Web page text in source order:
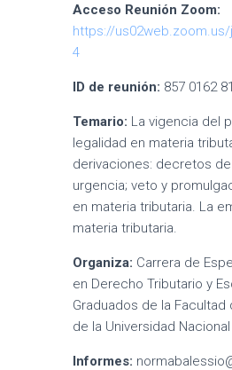
Acceso Reunión Zoom:
https://us02web.zoom.us/
4
ID de reunión: 857 0162
Temario: La vigencia del
legalidad en materia
derivaciones: decretos
urgencia; veto y
en materia tributaria. La
materia tributaria.
Organiza: Carrera de
en Derecho Tributario y
Graduados de la Facultad
de la Universidad
Informes: